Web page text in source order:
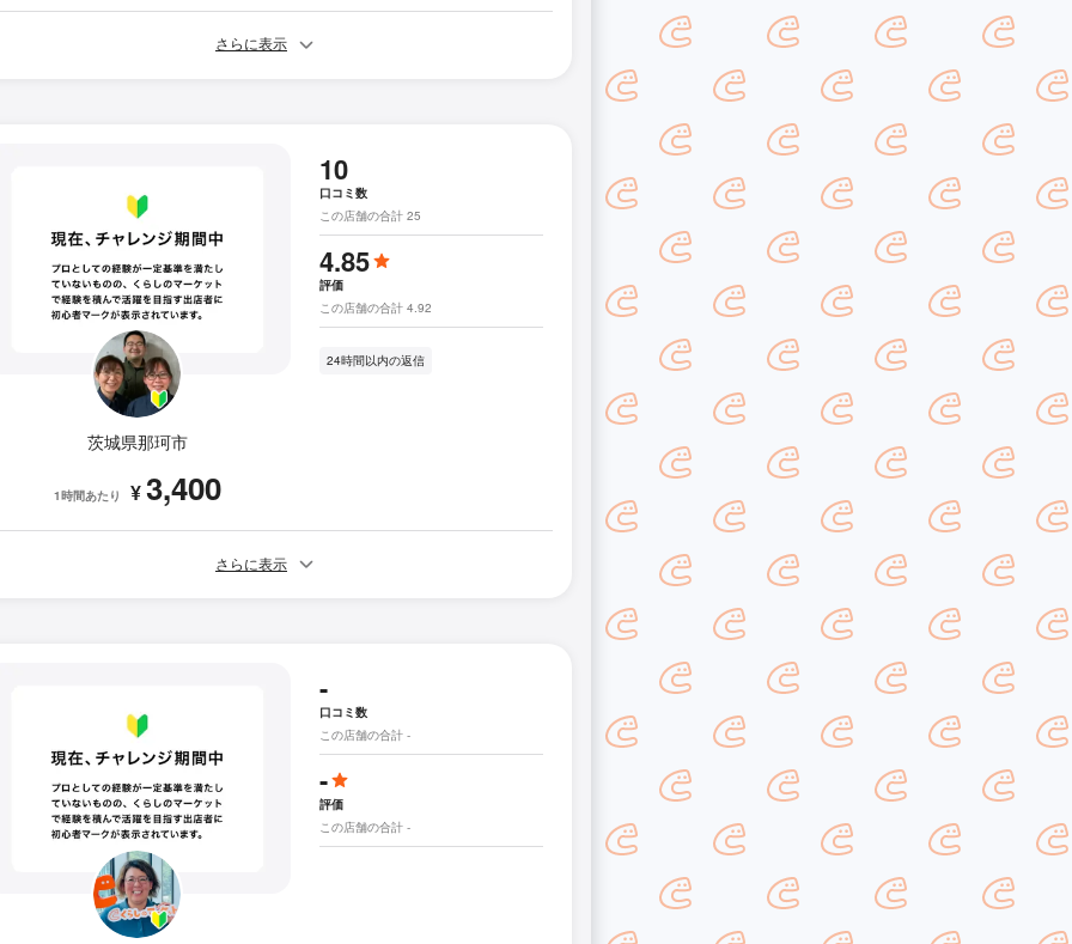
さらに表示
茨城県那珂市
1時間あたり ¥3,400
10
口コミ数
この店舗の合計 25
4.85
評価
この店舗の合計 4.92
24時間以内の返信
さらに表示
-
口コミ数
この店舗の合計 -
-
評価
この店舗の合計 -